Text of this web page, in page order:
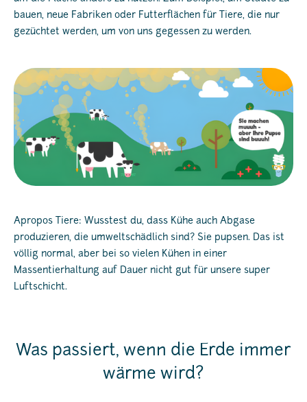
bauen, neue Fabriken oder Futterflächen für Tiere, die nur
gezüchtet werden, um von uns gegessen zu werden.
Apropos Tiere: Wusstest du, dass Kühe auch Abgase
produzieren, die umweltschädlich sind? Sie pupsen. Das ist
völlig normal, aber bei so vielen Kühen in einer
Massentierhaltung auf Dauer nicht gut für unsere super
Luftschicht.
Was passiert, wenn die Erde immer
wärme wird?